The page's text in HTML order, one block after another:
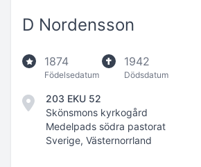
D Nordensson
1874
Födelsedatum
1942
Dödsdatum
203 EKU 52
Skönsmons kyrkogård
Medelpads södra pastorat
Sverige, Västernorrland